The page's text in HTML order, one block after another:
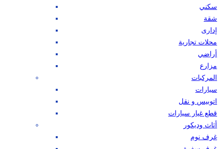
سكني
شقة
إدارى
محلات تجارية
أراضي
مزارع
المركبات
سيارات
اتوبيس و نقل
قطع غيار سيارات
أثاث وديكور
غرف نوم